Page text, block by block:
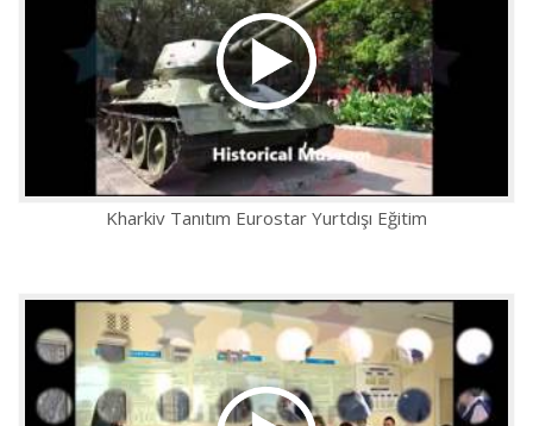
Kharkiv Tanıtım Eurostar Yurtdışı Eğitim